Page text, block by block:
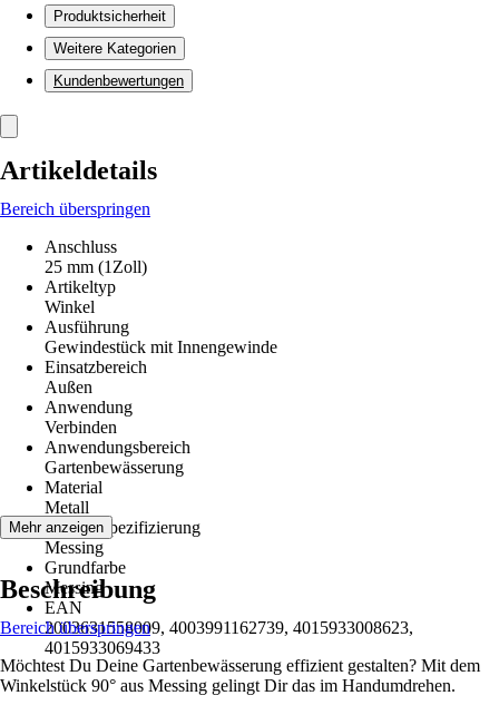
Produktsicherheit
Weitere Kategorien
Kundenbewertungen
Artikeldetails
Bereich überspringen
Anschluss
25 mm (1Zoll)
Artikeltyp
Winkel
Ausführung
Gewindestück mit Innengewinde
Einsatzbereich
Außen
Anwendung
Verbinden
Anwendungsbereich
Gartenbewässerung
Material
Metall
Materialspezifizierung
Messing
Grundfarbe
Messing
EAN
2003631558009, 4003991162739, 4015933008623,
4015933069433
Mehr anzeigen
Beschreibung
Bereich überspringen
Möchtest Du Deine Gartenbewässerung effizient gestalten? Mit dem
Winkelstück 90° aus Messing gelingt Dir das im Handumdrehen.